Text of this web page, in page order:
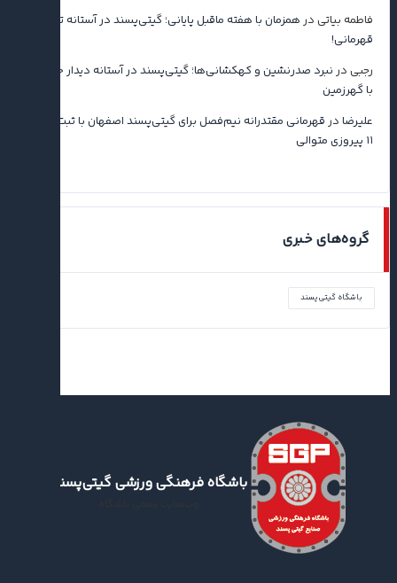
فاطمه بیاتی در همزمان با هفته ماقبل پایانی؛ گیتی‌پسند در آستانه تثبیت
قهرمانی!
رجبی در نبرد صدرنشین و کهکشانی‌ها؛ گیتی‌پسند در آستانه دیدار حساس
با گهرزمین
علیرضا در قهرمانی مقتدرانه نیم‌فصل برای گیتی‌پسند اصفهان با ثبت رکورد
۱۱ پیروزی متوالی
گروه‌های خبری
باشگاه گیتی‌پسند
باشگاه فرهنگی ورزشی گیتی‌پسند